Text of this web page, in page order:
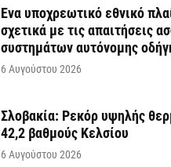
Ένα υποχρεωτικό εθνικό
σχετικά με τις απαιτήσεις
συστημάτων αυτόνομης
6 Αυγούστου 2026
Σλοβακία: Ρεκόρ υψηλής
42,2 βαθμούς Κελσίου
6 Αυγούστου 2026